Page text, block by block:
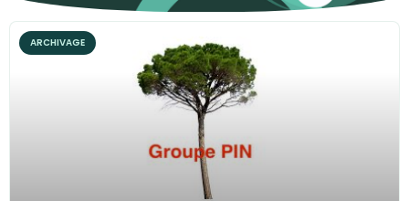
ARCHIVAGE